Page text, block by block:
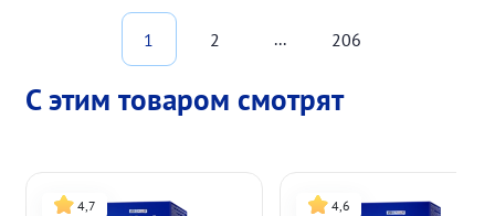
1 2 ... 206
С этим товаром смотрят
4,7 4,6